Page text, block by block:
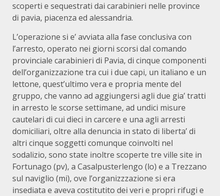
scoperti e sequestrati dai carabinieri nelle province
di pavia, piacenza ed alessandria.
L’operazione si e’ avviata alla fase conclusiva con
l’arresto, operato nei giorni scorsi dal comando
provinciale carabinieri di Pavia, di cinque componenti
dell’organizzazione tra cui i due capi, un italiano e un
lettone, quest’ultimo vera e propria mente del
gruppo, che vanno ad aggiungersi agli due gia’ tratti
in arresto le scorse settimane, ad undici misure
cautelari di cui dieci in carcere e una agli arresti
domiciliari, oltre alla denuncia in stato di liberta’ di
altri cinque soggetti comunque coinvolti nel
sodalizio, sono state inoltre scoperte tre ville site in
Fortunago (pv), a Casalpusterlengo (lo) e a Trezzano
sul naviglio (mi), ove l’organizzzazione si era
insediata e aveva costitutito dei veri e propri rifugi e